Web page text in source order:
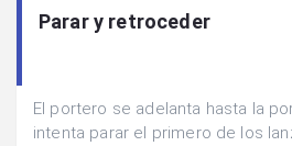
Parar y retroceder
El portero se adelanta hasta la
intenta parar el primero de los